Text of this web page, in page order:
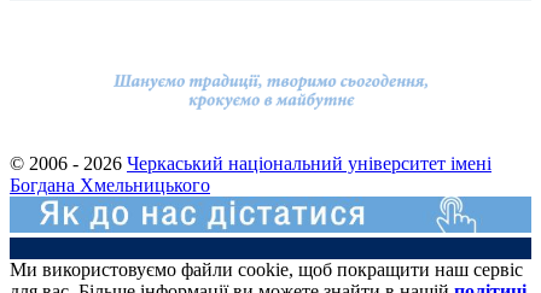
© 2006 - 2026 Черкаський національний університет імені
Богдана Хмельницького
Ми використовуємо файли cookie, щоб покращити наш сервіс